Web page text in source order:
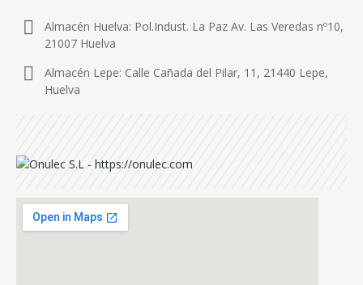
Almacén Huelva: Pol.Indust. La Paz Av. Las Veredas nº10,
21007 Huelva
Almacén Lepe: Calle Cañada del Pilar, 11, 21440 Lepe,
Huelva